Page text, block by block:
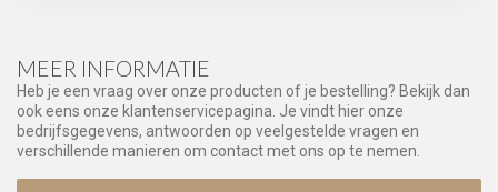
MEER INFORMATIE
Heb je een vraag over onze producten of je bestelling? Bekijk dan
ook eens onze klantenservicepagina. Je vindt hier onze
bedrijfsgegevens, antwoorden op veelgestelde vragen en
verschillende manieren om contact met ons op te nemen.